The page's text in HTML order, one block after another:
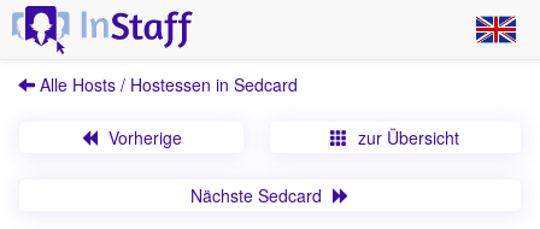
Alle Hosts / Hostessen in Sedcard
Vorherige zur Übersicht
Nächste Sedcard